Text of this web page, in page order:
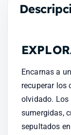
Encarnas a
recuperar los
olvidado. Los
sumergidas,
sepultados